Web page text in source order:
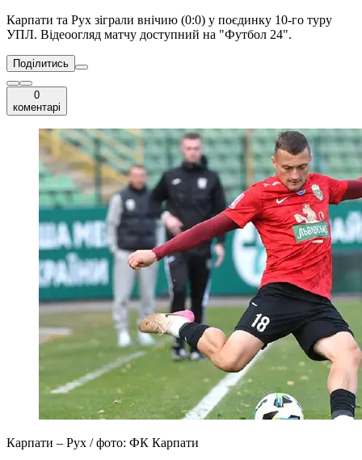
Карпати та Рух зіграли внічию (0:0) у поєдинку 10-го туру
УПЛ. Відеоогляд матчу доступний на "Футбол 24".
Поділитись
0
коментарі
Карпати – Рух / фото: ФК Карпати